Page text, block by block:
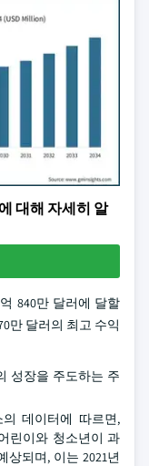
대해 자세히 알
840만 달러에 달할
만 달러의 최고 수익
성장을 주도하는 주
데이터에 따르면,
린이와 청소년이 과
되며, 이는 2021년